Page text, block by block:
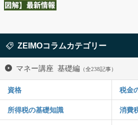
ZEIMOコラムカテゴリー
マネー講座 基礎編 （全238記事）
資格 税金
所得税の基礎知識 消費